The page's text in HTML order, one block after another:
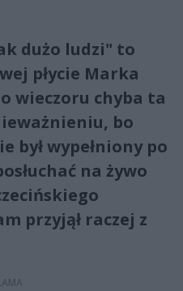
dużo ludzi" to
płycie Marka
wieczoru chyba ta
bo
był wypełniony po
na żywo
przyjął raczej z